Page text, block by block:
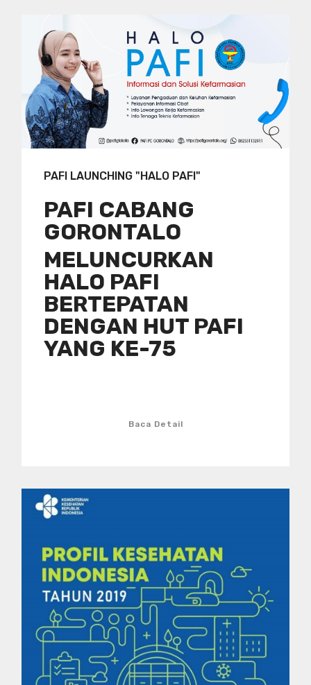
PAFI LAUNCHING "HALO PAFI"
PAFI CABANG
GORONTALO
MELUNCURKAN
HALO PAFI
BERTEPATAN
DENGAN HUT PAFI
YANG KE-75
Baca Detail